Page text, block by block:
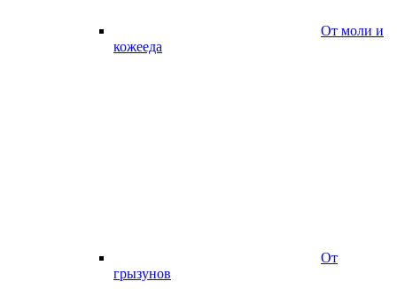
От моли и
кожееда
От
грызунов